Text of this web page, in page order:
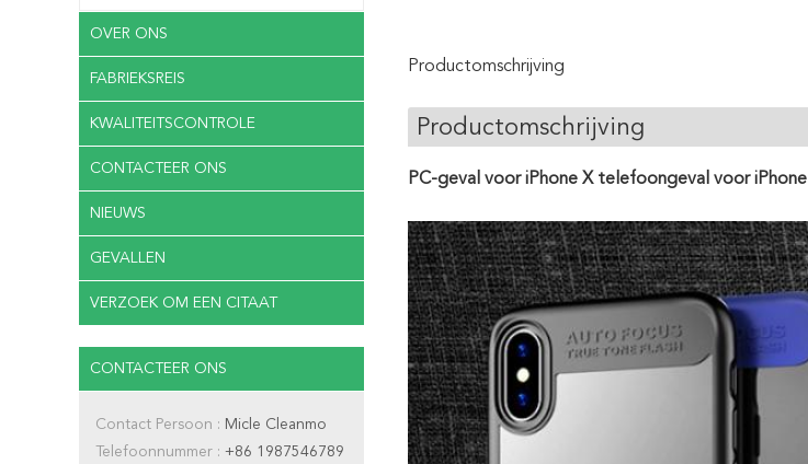
OVER ONS
FABRIEKSREIS
KWALITEITSCONTROLE
CONTACTEER ONS
NIEUWS
GEVALLEN
VERZOEK OM EEN CITAAT
CONTACTEER ONS
Contact Persoon : Micle Cleanmo
Telefoonnummer : +86 1987546789
Productomschrijving
Productomschrijving
PC-geval voor iPhone X telefoongeval voor iPhone